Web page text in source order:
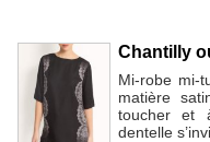
Chantilly
Mi-robe mi-
matière
toucher et
dentelle